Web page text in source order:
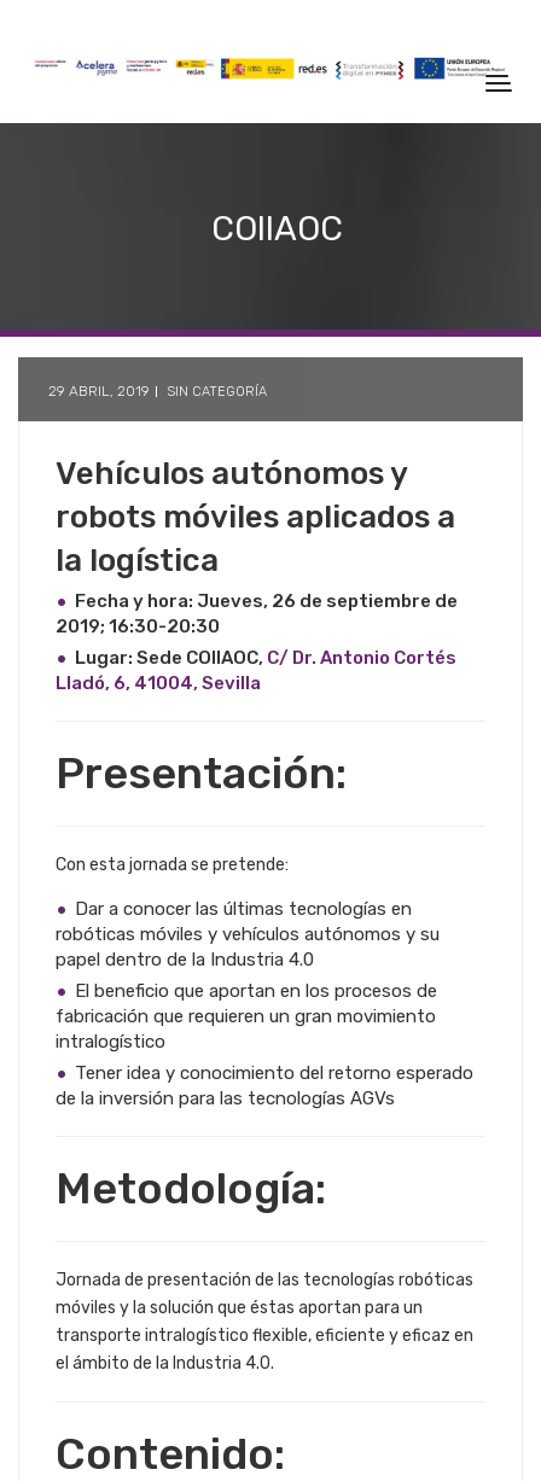
COIIAOC
29 ABRIL, 2019 SIN CATEGORÍA
Vehículos autónomos y
robots móviles aplicados a
la logística
Fecha y hora: Jueves, 26 de septiembre de
2019; 16:30-20:30
Lugar: Sede COIIAOC, C/ Dr. Antonio Cortés
Lladó, 6, 41004, Sevilla
Presentación:
Con esta jornada se pretende:
Dar a conocer las últimas tecnologías en
robóticas móviles y vehículos autónomos y su
papel dentro de la Industria 4.0
El beneficio que aportan en los procesos de
fabricación que requieren un gran movimiento
intralogístico
Tener idea y conocimiento del retorno esperado
de la inversión para las tecnologías AGVs
Metodología:
Jornada de presentación de las tecnologías robóticas
móviles y la solución que éstas aportan para un
transporte intralogístico flexible, eficiente y eficaz en
el ámbito de la Industria 4.0.
Contenido: